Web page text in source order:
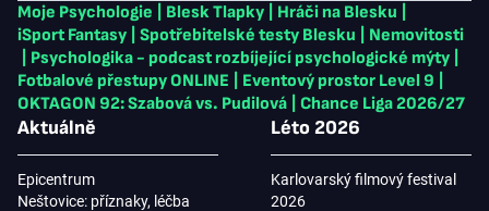
Moje Psychologie Blesk Tlapky Hráči na Blesku
iSport Fantasy
Spotřebitelské testy Blesku
Nemovitosti
Psychologika - podcast rozbíjející psychologické mýty
Fotbalové přestupy ONLINE
Eventový prostor Level 9
OKTAGON 92: Szabová vs. Pudilová
Chance Liga 2026/27
Aktuálně
Epicentrum
Neštovice: příznaky, léčba
Léto 2026
Karlovarský filmový festival
2026